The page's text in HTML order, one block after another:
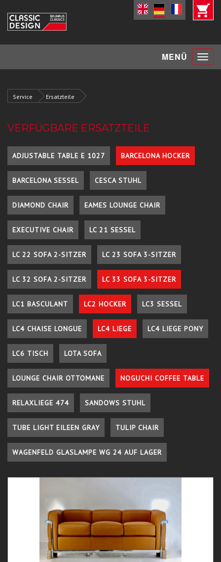
MENÜ Toggle
Service Ersatzteile
VERFÜGBARE ERSATZTEILE
ADJUSTABLE TABLE E 1027 BARCELONA HOCKER
BARCELONA SESSEL CESCA STUHL
DIAMOND CHAIR EAMES LOUNGE CHAIR
EXECUTIVE CHAIR LC 21 SESSEL
LC 22 SOFA 2-SITZER LC 23 SOFA 3-SITZER
LC 32 SOFA 2-SITZER LC 33 SOFA 3-SITZER
LC1 BASCULANT LC2 HOCKER LC3 SESSEL
LC4 CHAISE LONGUE LC4 LIEGE LC4 LIEGE PONY
LC6 TISCH LOTA SOFA
LOUNGE CHAIR OTTOMANE NOGUCHI COFFEE TABLE
RELAXLIEGE 474 SANDOWS STUHL
TUBE LIGHT EILEEN GRAY TULIP CHAIR
WAGENFELD GLASLAMPE WG 24 AUF LAGER